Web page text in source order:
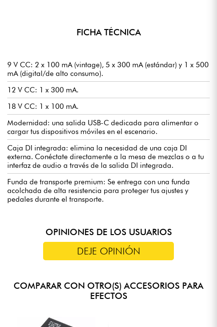
FICHA TÉCNICA
9 V CC: 2 x 100 mA (vintage), 5 x 300 mA (estándar) y 1 x 500
mA (digital/de alto consumo).
12 V CC: 1 x 300 mA.
18 V CC: 1 x 100 mA.
Modernidad: una salida USB-C dedicada para alimentar o
cargar tus dispositivos móviles en el escenario.
Caja DI integrada: elimina la necesidad de una caja DI
externa. Conéctate directamente a la mesa de mezclas o a tu
interfaz de audio a través de la salida DI integrada.
Funda de transporte premium: Se entrega con una funda
acolchada de alta resistencia para proteger tus ajustes y
pedales durante el transporte.
OPINIONES DE LOS USUARIOS
DEJE OPINIÓN
COMPARAR CON OTRO(S) ACCESORIOS PARA
EFECTOS